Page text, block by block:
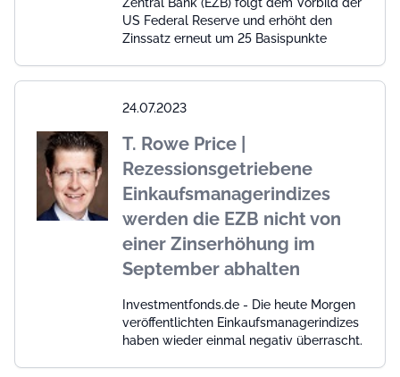
US Federal Reserve und erhöht den
Zinssatz erneut um 25 Basispunkte
24.07.2023
T. Rowe Price |
Rezessionsgetriebene
Einkaufsmanagerindizes
werden die EZB nicht von
einer Zinserhöhung im
September abhalten
Investmentfonds.de - Die heute Morgen
veröffentlichten Einkaufsmanagerindizes
haben wieder einmal negativ überrascht.